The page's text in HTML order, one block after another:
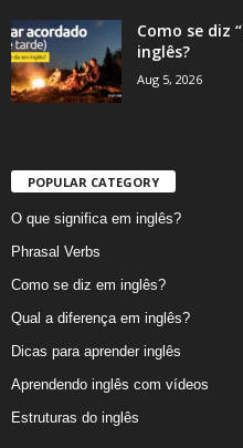
Como se diz
inglês?
Aug 5, 2026
POPULAR CATEGORY
O que significa em inglês?
Phrasal Verbs
Como se diz em inglês?
Qual a diferença em inglês?
Dicas para aprender inglês
Aprendendo inglês com vídeos
Estruturas do inglês